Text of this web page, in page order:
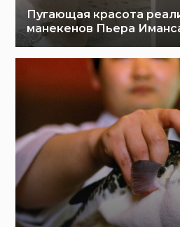
Пугающая красота
манекенов Пьера